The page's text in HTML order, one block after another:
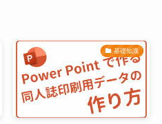
基礎知識